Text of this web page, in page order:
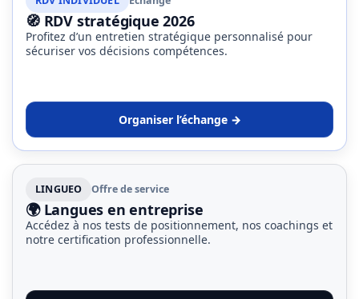
🧭 RDV stratégique 2026
Profitez d’un entretien stratégique personnalisé pour
sécuriser vos décisions compétences.
Organiser l’échange →
LINGUEO Offre de service
🌍 Langues en entreprise
Accédez à nos tests de positionnement, nos coachings et
notre certification professionnelle.